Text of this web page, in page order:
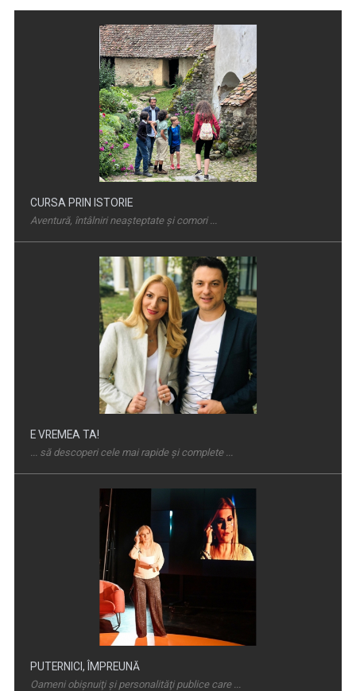
CURSA PRIN ISTORIE
Aventură, întâlniri neaşteptate şi comori ...
E VREMEA TA!
... să descoperi cele mai rapide și complete ...
PUTERNICI, ÎMPREUNĂ
Oameni obişnuiţi şi personalităţi publice care ...